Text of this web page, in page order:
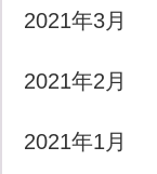
2021年3月
2021年2月
2021年1月